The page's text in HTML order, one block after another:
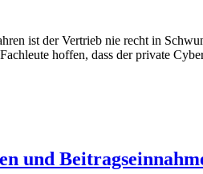
ist der Vertrieb nie recht in
hoffen, dass der private
und